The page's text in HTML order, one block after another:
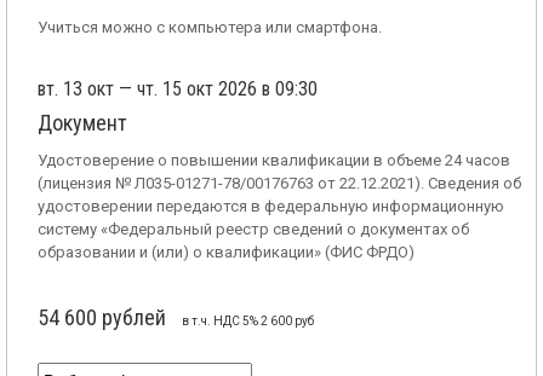
Учиться можно с компьютера или смартфона.
вт. 13 окт — чт. 15 окт 2026 в 09:30
Документ
Удостоверение о повышении квалификации в объеме 24 часов
(лицензия № Л035-01271-78/00176763 от 22.12.2021). Сведения об
удостоверении передаются в федеральную информационную
систему «Федеральный реестр сведений о документах об
образовании и (или) о квалификации» (ФИС ФРДО)
54 600 рублей в т.ч. НДС 5% 2 600 руб